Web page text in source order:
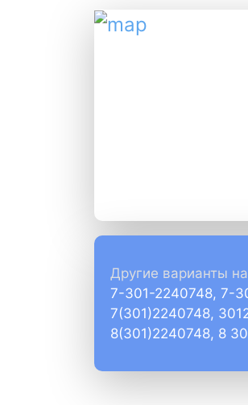
Другие варианты
7-301-2240748, 7-
7(301)2240748,
8(301)2240748, 8